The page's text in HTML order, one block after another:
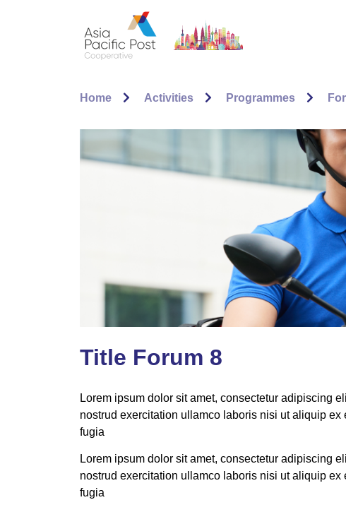
Home Activities Programmes
Title Forum 8
Lorem ipsum dolor sit amet, consectetur adipiscing
nostrud exercitation ullamco laboris nisi ut aliquip
fugia
Lorem ipsum dolor sit amet, consectetur adipiscing
nostrud exercitation ullamco laboris nisi ut aliquip
fugia